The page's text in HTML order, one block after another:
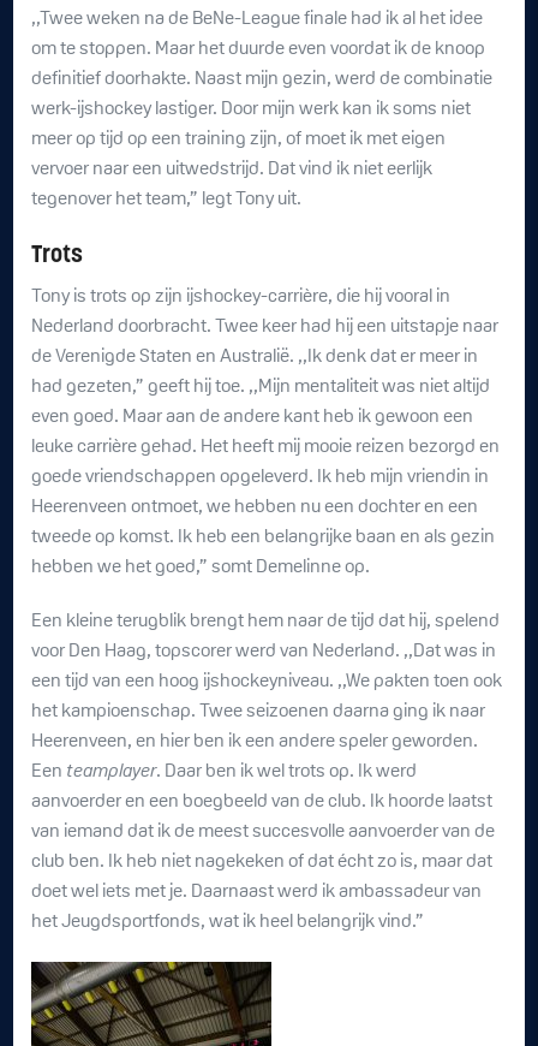
,,Twee weken na de BeNe-League finale had ik al het idee
om te stoppen. Maar het duurde even voordat ik de knoop
definitief doorhakte. Naast mijn gezin, werd de combinatie
werk-ijshockey lastiger. Door mijn werk kan ik soms niet
meer op tijd op een training zijn, of moet ik met eigen
vervoer naar een uitwedstrijd. Dat vind ik niet eerlijk
tegenover het team,” legt Tony uit.
Trots
Tony is trots op zijn ijshockey-carrière, die hij vooral in
Nederland doorbracht. Twee keer had hij een uitstapje naar
de Verenigde Staten en Australië. ,,Ik denk dat er meer in
had gezeten,” geeft hij toe. ,,Mijn mentaliteit was niet altijd
even goed. Maar aan de andere kant heb ik gewoon een
leuke carrière gehad. Het heeft mij mooie reizen bezorgd en
goede vriendschappen opgeleverd. Ik heb mijn vriendin in
Heerenveen ontmoet, we hebben nu een dochter en een
tweede op komst. Ik heb een belangrijke baan en als gezin
hebben we het goed,” somt Demelinne op.
Een kleine terugblik brengt hem naar de tijd dat hij, spelend
voor Den Haag, topscorer werd van Nederland. ,,Dat was in
een tijd van een hoog ijshockeyniveau. ,,We pakten toen ook
het kampioenschap. Twee seizoenen daarna ging ik naar
Heerenveen, en hier ben ik een andere speler geworden.
Een teamplayer. Daar ben ik wel trots op. Ik werd
aanvoerder en een boegbeeld van de club. Ik hoorde laatst
van iemand dat ik de meest succesvolle aanvoerder van de
club ben. Ik heb niet nagekeken of dat écht zo is, maar dat
doet wel iets met je. Daarnaast werd ik ambassadeur van
het Jeugdsportfonds, wat ik heel belangrijk vind.”